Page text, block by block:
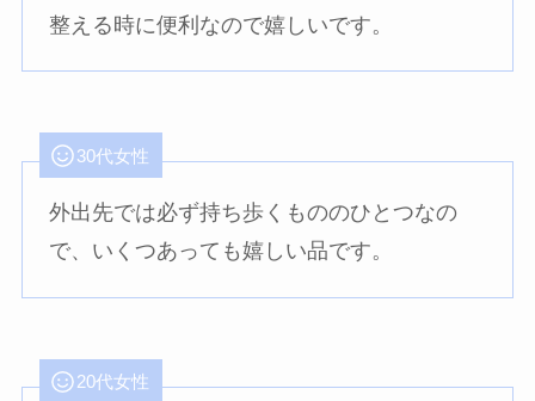
整える時に便利なので嬉しいです。
30代女性
外出先では必ず持ち歩くもののひとつなの
で、いくつあっても嬉しい品です。
20代女性